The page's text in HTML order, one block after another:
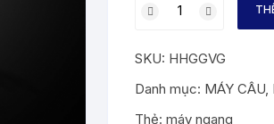
lure
số
lượng
SKU: HHGGVG
Danh mục: MÁY CÂU,
Thẻ: máy ngang